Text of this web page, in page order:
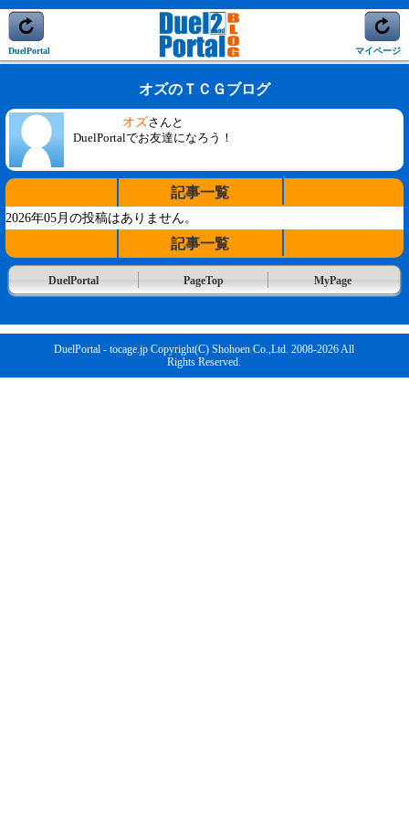
DuelPortal マイページ
オズのＴＣＧブログ
オズさんと
DuelPortalでお友達になろう！
記事一覧
2026年05月の投稿はありません。
記事一覧
DuelPortal PageTop MyPage
DuelPortal - tocage.jp Copyright(C) Shohoen Co.,Ltd. 2008-2026 All
Rights Reserved.